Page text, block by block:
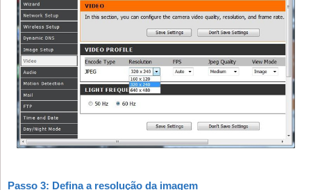
Passo 3: Defina a resolução da imagem